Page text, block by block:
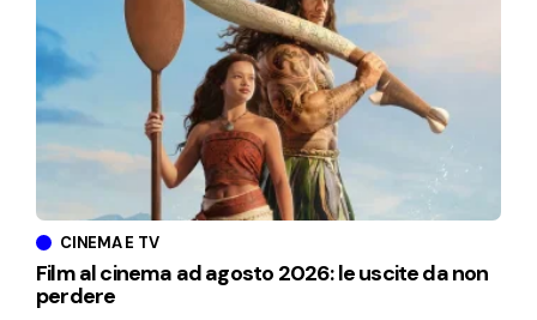
CINEMA E TV
Film al cinema ad agosto 2026: le uscite da non
perdere